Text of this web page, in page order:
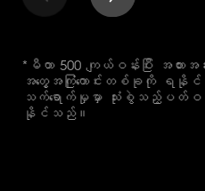
*မီတာ 500 ကျယ်ဝန်းပြီး အတာ
အတွေ့အကြုံကောင်းတစ်ခုကို
သက်ရောက်မှုမှာ သုံးစွဲသည့်ပတ်ဝန်
နိုင်သည်။